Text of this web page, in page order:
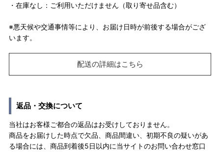
・在庫なし：ご利用いただけません（取り寄せ品含む）
※悪天候や交通事情等により、お届け日時が前後する場合がござ
います。
配送の詳細はこちら
返品・交換について
当社はお客様ご都合の返品はお受けしておりません。
商品をお届けした時点で欠品、商品間違い、初期不良の疑いがあ
る場合には、商品到着後5日以内に当サイトのお問い合わせ窓口